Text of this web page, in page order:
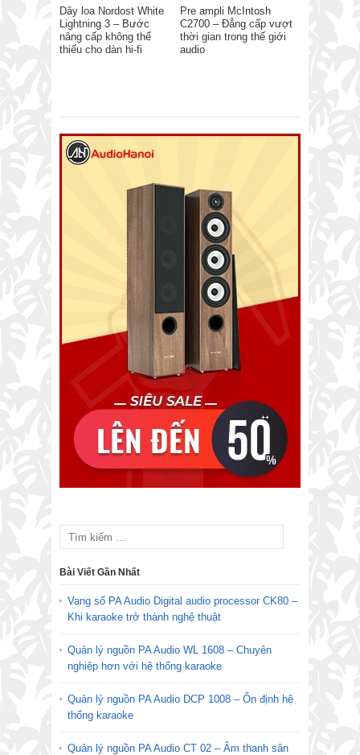
Dây loa Nordost White
Lightning 3 – Bước
nâng cấp không thể
thiếu cho dàn hi-fi
Pre ampli McIntosh
C2700 – Đẳng cấp vượt
thời gian trong thế giới
audio
Bài Viết Gần Nhất
Vang số PA Audio Digital audio processor CK80 –
Khi karaoke trở thành nghệ thuật
Quản lý nguồn PA Audio WL 1608 – Chuyên
nghiệp hơn với hệ thống karaoke
Quản lý nguồn PA Audio DCP 1008 – Ổn định hệ
thống karaoke
Quản lý nguồn PA Audio CT 02 – Âm thanh sân